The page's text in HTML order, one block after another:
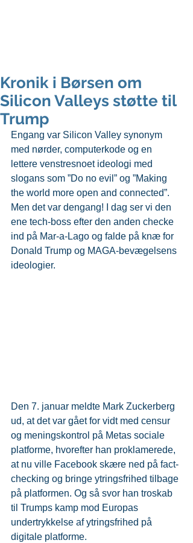
Kronik i Børsen om
Silicon Valleys støtte til
Trump
Engang var Silicon Valley synonym
med nørder, computerkode og en
lettere venstresnoet ideologi med
slogans som ”Do no evil” og ”Making
the world more open and connected”.
Men det var dengang! I dag ser vi den
ene tech-boss efter den anden checke
ind på Mar-a-Lago og falde på knæ for
Donald Trump og MAGA-bevægelsens
ideologier.
Den 7. januar meldte Mark Zuckerberg
ud, at det var gået for vidt med censur
og meningskontrol på Metas sociale
platforme, hvorefter han proklamerede,
at nu ville Facebook skære ned på fact-
checking og bringe ytringsfrihed tilbage
på platformen. Og så svor han troskab
til Trumps kamp mod Europas
undertrykkelse af ytringsfrihed på
digitale platforme.